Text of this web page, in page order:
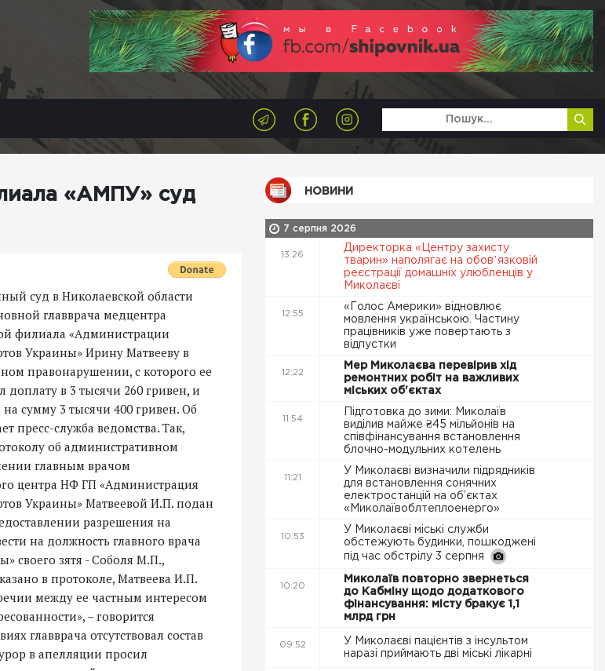
«АМПУ» суд
суд в Николаевской области
главврача медцентра
филиала «Администрации
Украины» Ирину Матвееву в
правонарушении, с которого ее
доплату в 3 тысячи 260 гривен, и
сумму 3 тысячи 400 гривен. Об
пресс-служба ведомства. Так,
об административном
главным врачом
центра НФ ГП «Администрация
Украины» Матвеевой И.П. подан
разрешения на
на должность главного врача
своего зятя - Соболя М.П.,
в протоколе, Матвеева И.П.
между ее частным интересом
– говорится
главврача отсутствовал состав
в апелляции просил
НОВИНИ
7 серпня 2026
13:26
Директорка «Центру захисту
тварин» наполягає на обовʼязковій
реєстрації домашніх улюбленців у
Миколаєві
12:55
«Голос Америки» відновлює
мовлення українською. Частину
працівників уже повертають з
відпустки
12:22
Мер Миколаєва перевірив хід
ремонтних робіт на важливих
міських об'єктах
11:54
Підготовка до зими: Миколаїв
виділив майже ₴45 мільйонів на
співфінансування встановлення
блочно-модульних котелень
11:21
У Миколаєві визначили підрядників
для встановлення сонячних
електростанцій на об’єктах
«Миколаївоблтеплоенерго»
10:53
У Миколаєві міські служби
обстежують будинки, пошкоджені
під час обстрілу 3 серпня
10:20
Миколаїв повторно звернеться
до Кабміну щодо додаткового
фінансування: місту бракує 1,1
млрд грн
09:52
У Миколаєві пацієнтів з інсультом
наразі приймають дві міські лікарні